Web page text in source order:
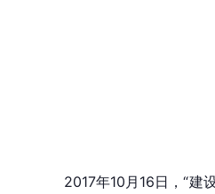
2017年10月16日，“建